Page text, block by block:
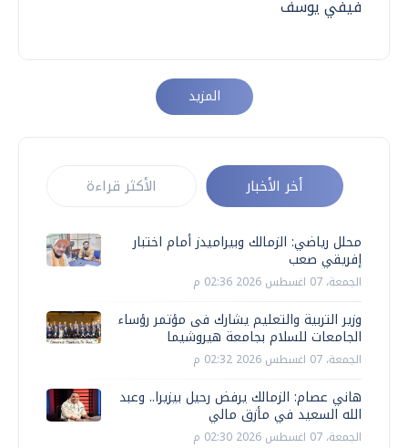
فيفي يوسف
المزيد
أخر الأخبار الأكثر قراءة
محلل رياضي: الزمالك وبيراميدز أمام اختبار
إفريقي صعب
الجمعة، 07 اغسطس 2026 02:36 م
وزير التربية والتعليم يشارك فى مؤتمر رؤساء
الجامعات للسلام بجامعة هيروشيما
الجمعة، 07 اغسطس 2026 02:32 م
هاني عصام: الزمالك يرفض رحيل بيزيرا.. وعبد
الله السعيد في مأزق مالي
الجمعة، 07 اغسطس 2026 02:30 م